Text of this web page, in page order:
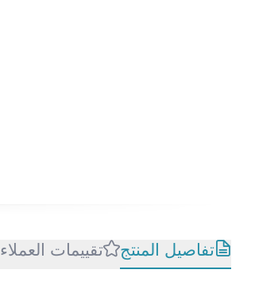
تفاصيل المنتج تقييمات العملاء